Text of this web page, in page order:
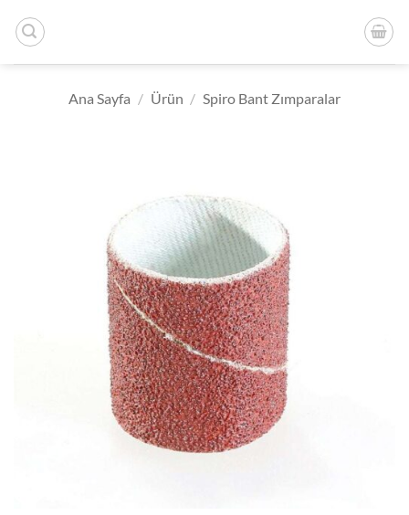
atla
Ana Sayfa / Ürün / Spiro Bant Zımparalar